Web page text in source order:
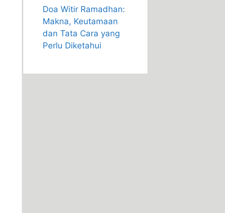
Doa Witir Ramadhan:
Makna, Keutamaan
dan Tata Cara yang
Perlu Diketahui